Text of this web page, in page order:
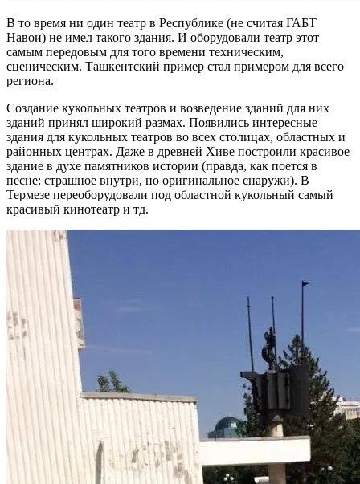
В то время ни один театр в Республике (не считая ГАБТ
Навои) не имел такого здания. И оборудовали театр этот
самым передовым для того времени техническим,
сценическим. Ташкентский пример стал примером для всего
региона.
Создание кукольных театров и возведение зданий для них
зданий принял широкий размах. Появились интересные
здания для кукольных театров во всех столицах, областных и
районных центрах. Даже в древней Хиве построили красивое
здание в духе памятников истории (правда, как поется в
песне: страшное внутри, но оригинальное снаружи). В
Термезе переоборудовали под областной кукольный самый
красивый кинотеатр и тд.